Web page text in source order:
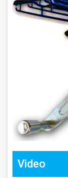
Video